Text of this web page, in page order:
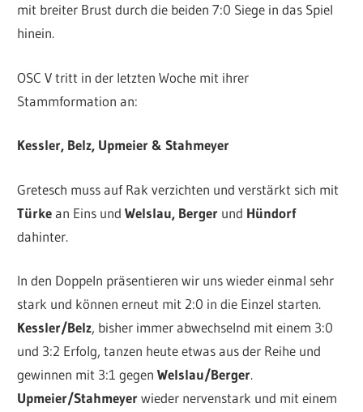
mit breiter Brust durch die beiden 7:0 Siege in das Spiel
hinein.
OSC V tritt in der letzten Woche mit ihrer
Stammformation an:
Kessler, Belz, Upmeier & Stahmeyer
Gretesch muss auf Rak verzichten und verstärkt sich mit
Türkean Eins undWelslau, Berger und Hündorf
dahinter.
In den Doppeln präsentieren wir uns wieder einmal sehr
stark und können erneut mit 2:0 in die Einzel starten.
Kessler/Belz, bisher immer abwechselnd mit einem 3:0
und 3:2 Erfolg, tanzen heute etwas aus der Reihe und
gewinnen mit 3:1 gegenWelslau/Berger.
Upmeier/Stahmeyerwieder nervenstark und mit einem